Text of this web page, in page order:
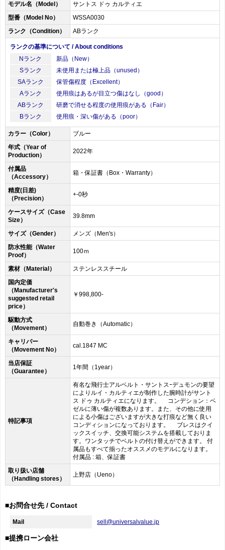
モデル名（Model）
サントス ドゥ カルティエ
型番（Model No）
WSSA0030
ランク（Condition）
ABランク
ランクの基準について / About conditions
Nランク
新品（New）
Sランク
未使用または極上品（unused）
SAランク
保管傷程度（Excellent）
Aランク
使用痕はあるが目立つ傷はなし（good）
ABランク
研磨で消せる程度の使用痕がある（Fair）
Bランク
使用痕・深い傷がある（poor）
カラー（Color）
ブルー
年式（Year of
Production）
2022年
付属品
（Accessory）
箱・保証書（Box・Warranty）
精度(日差)
（Precision）
+-0秒
ケースサイズ（Case
Size）
39.8mm
サイズ（Gender）
メンズ（Men's）
防水性能（Water
Proof）
100ｍ
素材（Material）
ステンレススチール
国内定価
（Manufacturer's
suggested retail
price）
￥998,800-
駆動方式
（Movement）
自動巻き（Automatic）
キャリバー
（Movement No）
cal.1847 MC
当店保証
（Guarantee）
1年間（1year）
特記事項
有名な飛行士アルベルト・サントスｰデュモンの要望
によりルイ・カルティエが制作した腕時計がサント
ス ドゥ カルティエになります。 コンデション：ベ
ゼルに薄い傷が複数あります。また、その他に使用
による小傷はございますが大きな打痕など無く良い
コンディションになっております。 ブレスはクイ
ックスイッチ、交換可能システムを搭載しておりま
す。ワンタッチでベルトの付け替えができます。 付
属品もすべて揃ったオススメのモデルになります。
付属品 : 箱、保証書
取り扱い店舗
（Handling stores）
上野店（Ueno）
■お問合せ先 / Contact
Mail sell@universalvalue.jp
■提携ローン会社